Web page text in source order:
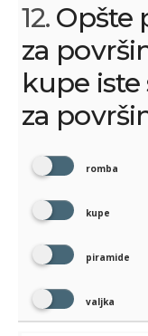
12. Opšte
za
kupe
za
romba
kupe
piramide
valjka